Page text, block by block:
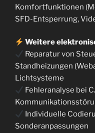
Komfortfunktionen
SFD-Entsperrung,
Weitere
Reparatur von
Standheizungen
Lichtsysteme
Fehleranalyse bei
Individuelle
Sonderanpassungen